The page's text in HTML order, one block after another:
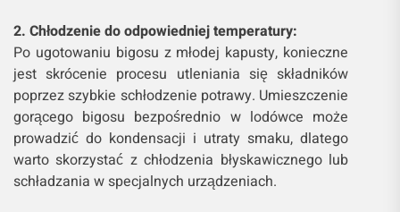
2. Chłodzenie do odpowiedniej temperatury:
Po ugotowaniu bigosu z młodej kapusty, konieczne
jest skrócenie procesu utleniania się składników
poprzez szybkie schłodzenie potrawy. Umieszczenie
gorącego bigosu bezpośrednio w lodówce może
prowadzić do kondensacji i utraty smaku, dlatego
warto skorzystać z chłodzenia błyskawicznego lub
schładzania w specjalnych urządzeniach.